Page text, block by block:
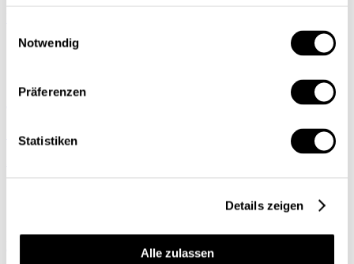
Notwendig
Präferenzen
Statistiken
Details zeigen
Alle zulassen
International
Indien: Der Tiger ist erwacht